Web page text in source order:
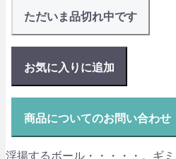
ただいま品切れ中です
お気に入りに追加
商品についてのお問い合わせ
浮揚するボール・・・・・。ギ